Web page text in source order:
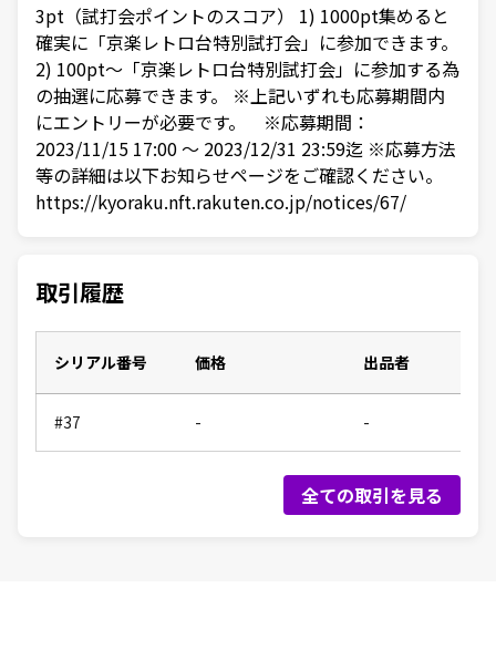
3pt（試打会ポイントのスコア） 1) 1000pt集めると
確実に「京楽レトロ台特別試打会」に参加できます。
2) 100pt～「京楽レトロ台特別試打会」に参加する為
の抽選に応募できます。 ※上記いずれも応募期間内
にエントリーが必要です。 ※応募期間：
2023/11/15 17:00 ～ 2023/12/31 23:59迄 ※応募方法
等の詳細は以下お知らせページをご確認ください。
https://kyoraku.nft.rakuten.co.jp/notices/67/
取引履歴
シリアル番号 価格 出品者
#37 - -
全ての取引を見る